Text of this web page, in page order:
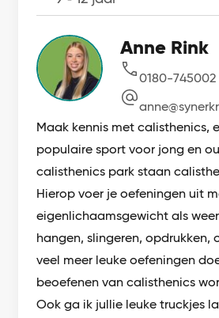
Anne Rink
0180-745002
Maak kennis met calisthenics,
populaire sport voor jong en
calisthenics park staan
Hierop voer je oefeningen uit
eigenlichaamsgewicht als
hangen, slingeren, opdrukken,
veel meer leuke oefeningen
beoefenen van calisthenics
Ook ga ik jullie leuke truckjes